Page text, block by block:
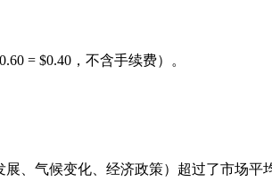
= $0.40，不含手续费）。
、气候变化、经济政策）超过了市场